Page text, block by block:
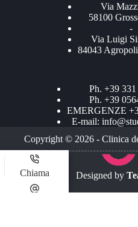
Via
58100
-
Via Luigi
84043
Ph. +39
Ph. +39
EMERGENZE
E-mail:
Copyright © 2026 - Clinica
Designed by
Chiama